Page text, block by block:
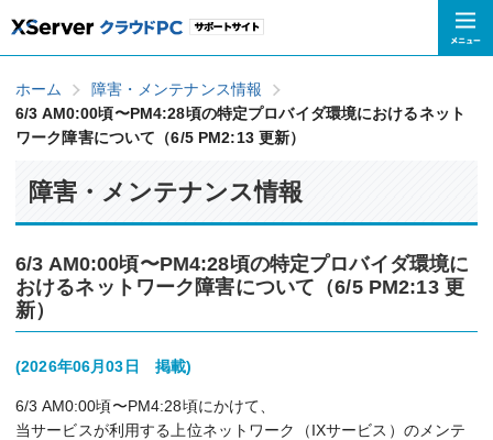
ホーム
障害・メンテナンス情報
6/3 AM0:00頃〜PM4:28頃の特定プロバイダ環境におけるネット
ワーク障害について（6/5 PM2:13 更新）
障害・メンテナンス情報
6/3 AM0:00頃〜PM4:28頃の特定プロバイダ環境に
おけるネットワーク障害について（6/5 PM2:13 更
新）
(2026年06月03日 掲載)
6/3 AM0:00頃〜PM4:28頃にかけて、
当サービスが利用する上位ネットワーク（IXサービス）のメンテ